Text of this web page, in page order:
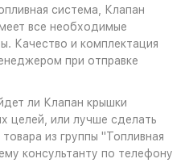
система, Клапан
все необходимые
Качество и комплектация
при отправке
ли Клапан крышки
целей, или лучше сделать
из группы "Топливная
консультанту по телефону